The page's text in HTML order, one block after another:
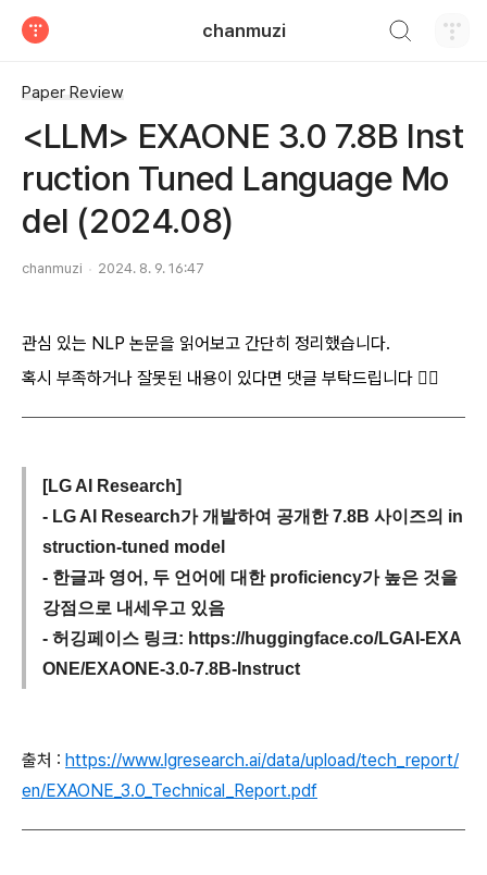
chanmuzi
Paper Review
<LLM> EXAONE 3.0 7.8B Inst
ruction Tuned Language Mo
del (2024.08)
chanmuzi 2024. 8. 9. 16:47
관심 있는 NLP 논문을 읽어보고 간단히 정리했습니다.
혹시 부족하거나 잘못된 내용이 있다면 댓글 부탁드립니다 🙇‍♂️
[LG AI Research]
- LG AI Research가 개발하여 공개한 7.8B 사이즈의 in
struction-tuned model
- 한글과 영어, 두 언어에 대한 proficiency가 높은 것을
강점으로 내세우고 있음
- 허깅페이스 링크: https://huggingface.co/LGAI-EXA
ONE/EXAONE-3.0-7.8B-Instruct
출처 : https://www.lgresearch.ai/data/upload/tech_report/
en/EXAONE_3.0_Technical_Report.pdf